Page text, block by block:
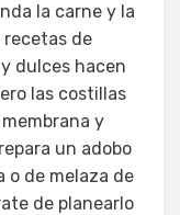
la carne y la
recetas de
dulces hacen
las costillas
y
un adobo
o de melaza de
de planearlo